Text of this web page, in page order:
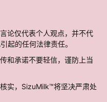
论仅代表个人观点，并不代
起的任何法律责任。
和承诺不要轻信，谨防上当
实，SizuMilk™将坚决严肃处